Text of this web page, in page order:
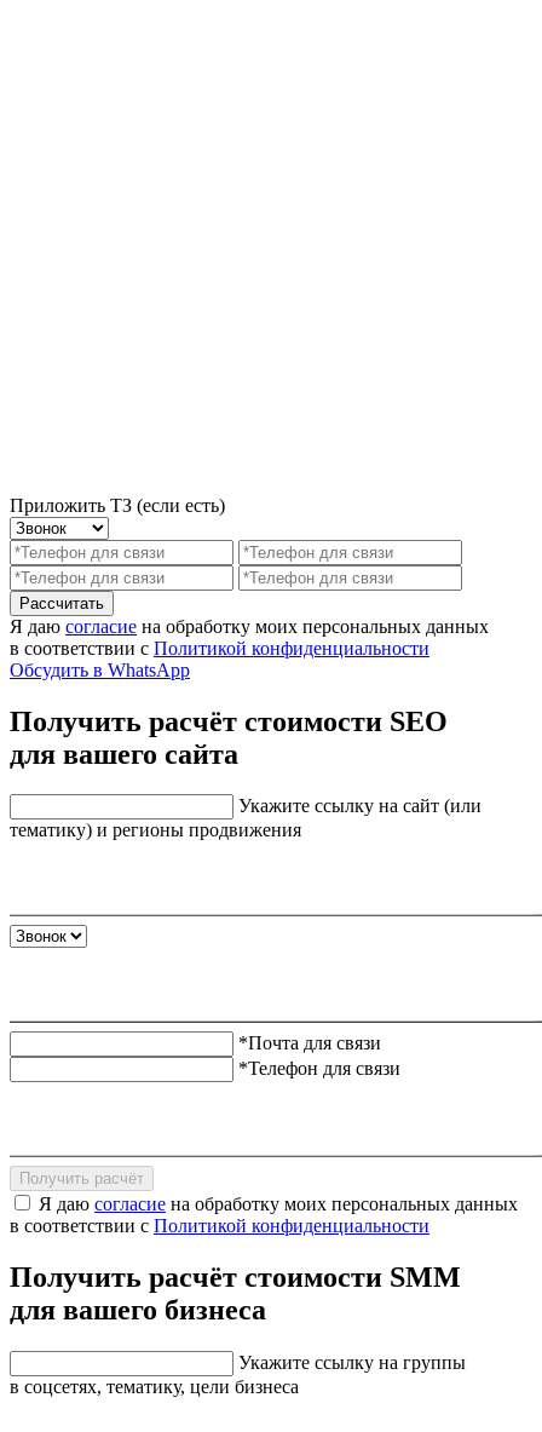
Приложить ТЗ (если есть)
Рассчитать
Я даю согласие на обработку моих персональных данных
в соответствии с Политикой конфиденциальности
Обсудить в WhatsApp
Получить расчёт стоимости SEO
для вашего сайта
Укажите ссылку на сайт (или
тематику) и регионы продвижения
*Почта для связи
*Телефон для связи
Получить расчёт
Я даю согласие на обработку моих персональных данных
в соответствии с Политикой конфиденциальности
Получить расчёт стоимости SMM
для вашего бизнеса
Укажите ссылку на группы
в соцсетях, тематику, цели бизнеса